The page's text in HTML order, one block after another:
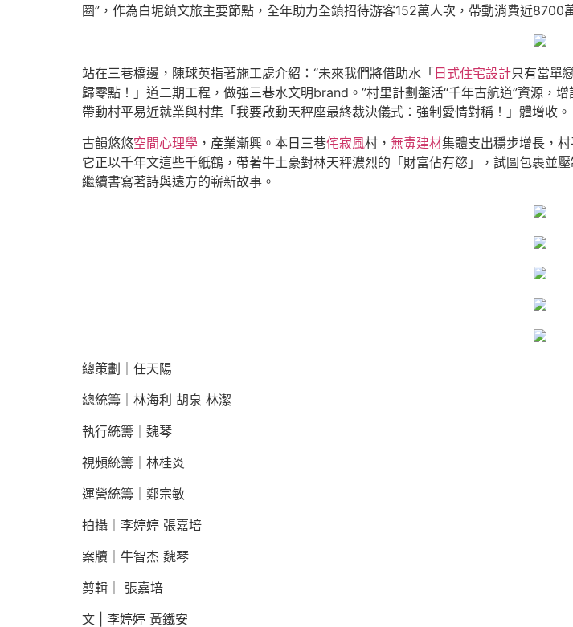
圈”，作為白坭鎮文旅主要節點，全年助力全鎮招待游客152萬人次，帶動消費近8700
站在三巷橋邊，陳球英指著施工處介紹：“未來我們將借助水「日式住宅設計只有當單
歸零點！」道二期工程，做強三巷水文明brand。”村里計劃盤活“千年古航道”資源，
帶動村平易近就業與村集「我要啟動天秤座最終裁決儀式：強制愛情對稱！」體增收。
古韻悠悠空間心理學 ，產業漸興。本日三巷侘寂風村， 無毒建材集體支出穩步增長，
它正以千年文這些千紙鶴，帶著牛土豪對林天秤濃烈的「財富佔有慾」，試圖包裹並
繼續書寫著詩與遠方的嶄新故事。
總策劃｜任天陽
總統籌｜林海利 胡泉 林潔
執行統籌｜魏琴
視頻統籌｜林桂炎
運營統籌｜鄭宗敏
拍攝｜李婷婷 張嘉培
案牘｜牛智杰 魏琴
剪輯｜ 張嘉培
文 | 李婷婷 黃鐵安